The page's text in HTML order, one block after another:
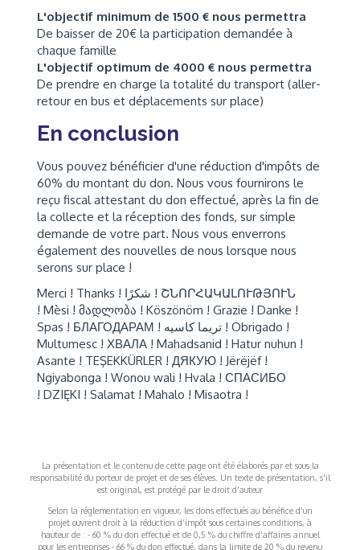
L'objectif minimum de 1500 € nous permettra
De baisser de 20€ la participation demandée à
chaque famille
L'objectif optimum de 4000 € nous permettra
De prendre en charge la totalité du transport (aller-
retour en bus et déplacements sur place)
En conclusion
Vous pouvez bénéficier d'une réduction d'impôts de
60% du montant du don. Nous vous fournirons le
reçu fiscal attestant du don effectué, après la fin de
la collecte et la réception des fonds, sur simple
demande de votre part. Nous vous enverrons
également des nouvelles de nous lorsque nous
serons sur place !
Merci ! Thanks ! شكرًا ! ՇՆՈՐՀԱԿԱԼՈՒԹՅՈՒՆ
! Mèsi ! მადლობა ! Köszönöm ! Grazie ! Danke !
Spas ! БЛАГОДАРАМ ! تريما كاسيه ! Obrigado !
Multumesc ! ХВАЛА ! Mahadsanid ! Hatur nuhun !
Asante ! TEŞEKKÜRLER ! ДЯКУЮ ! Jërëjëf !
Ngiyabonga ! Wonou wali ! Hvala ! СПАСИБО
! DZIĘKI ! Salamat ! Mahalo ! Misaotra !
La présentation et le contenu de cette page ont été élaborés par et sous la
responsabilité du porteur de projet et de ses élèves. Un texte de présentation, s'il
est original, est protégé par le droit d'auteur
Selon la réglementation en vigueur, les dons effectués au bénéfice d’un
projet ouvrent droit à la réduction d’impôt sous certaines conditions, à
hauteur de : - 60 % du don effectué et de 0,5 % du chiffre d’affaires annuel
pour les entreprises - 66 % du don effectué, dans la limite de 20 % du revenu